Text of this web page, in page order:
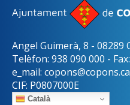
Angel Guimerà, 8 - 08289
Telèfon: 938 090 000 -
e_mail:
CIF: P0807000E
Català